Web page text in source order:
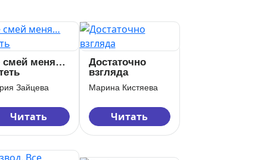
смей меня…
Зайцева
Читать
Достаточно
взгляда
Марина Кистяева
Читать